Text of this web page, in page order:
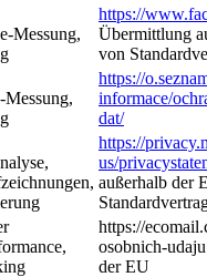
https://
Übermittlung
von
https://
informace/
dat/
https://
us/
außerhalb der
https://
osobnich-
der EU